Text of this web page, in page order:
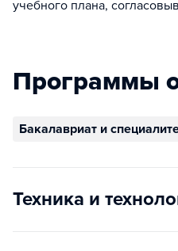
учебного плана,
Программы
Бакалавриат и
Техника и